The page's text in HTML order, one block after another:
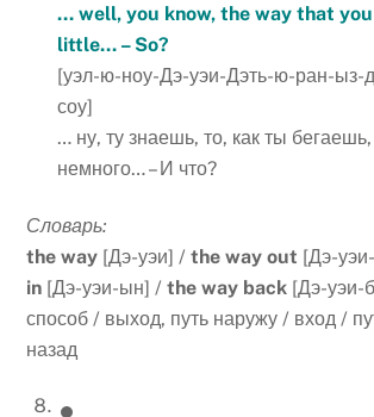
… well, you know, the way that
little… – So?
[уэл-ю-ноу-Дэ-уэи-Дэть-ю-ран-ыз-
соу]
… ну, ту знаешь, то, как ты
немного… – И что?
Словарь:
the way [Дэ-уэи] /the way out [Дэ-
in [Дэ-уэи-ын] /the way back [Дэ-уэи-
способ / выход, путь наружу / вход /
назад